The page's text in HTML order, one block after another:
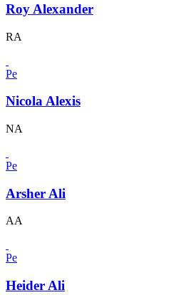
Roy Alexander
RA
Pe
Nicola Alexis
NA
Pe
Arsher Ali
AA
Pe
Heider Ali